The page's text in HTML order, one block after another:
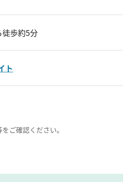
歩約5分
ト
ご確認ください。